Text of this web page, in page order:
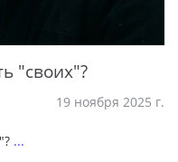
"своих"?
19 ноября 2025 г.
...